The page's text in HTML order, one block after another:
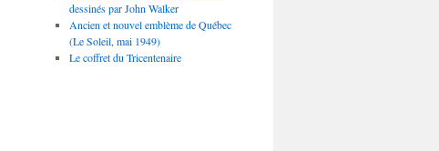
dessinés par John Walker
Ancien et nouvel emblème de Québec
(Le Soleil, mai 1949)
Le coffret du Tricentenaire